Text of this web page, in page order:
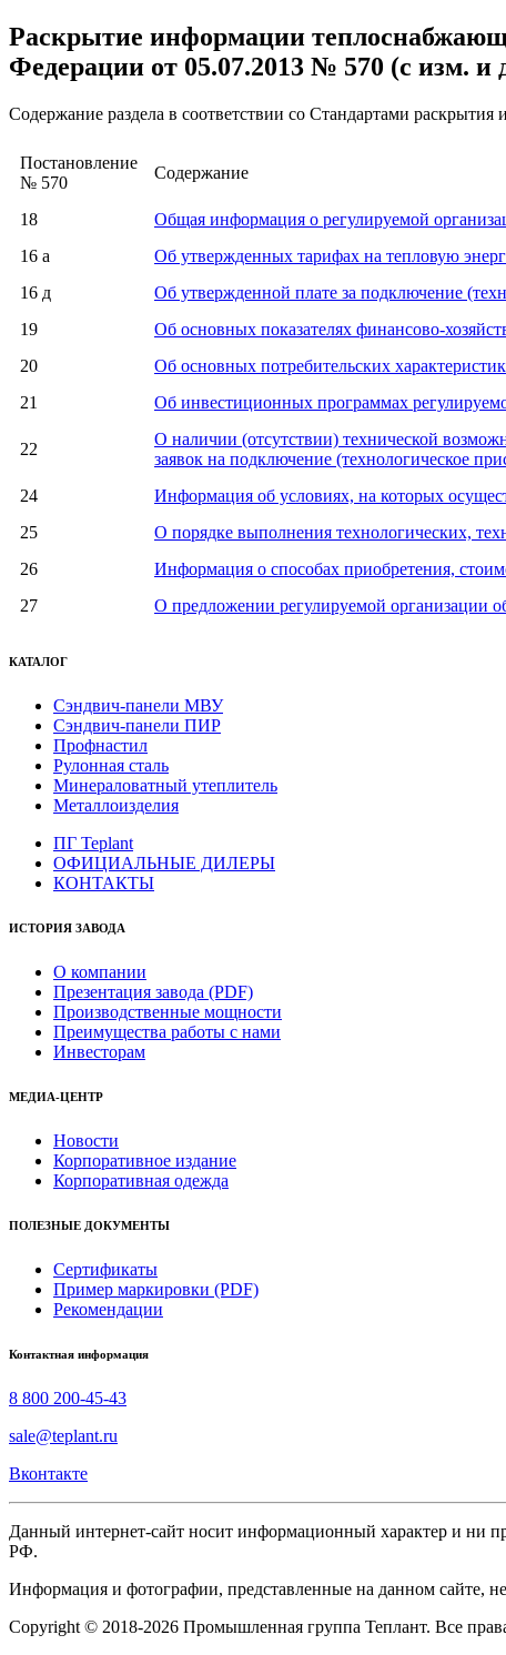
Раскрытие информации
Федерации от 05.07.2013 № 570 (с изм. и
Содержание раздела в соответствии со Стандартами
Постановление
№ 570
Содержание
18
Общая информация о регулируемой
16 а
Об утвержденных тарифах на тепловую
16 д
Об утвержденной плате за подключение
19
Об основных показателях финансово-
20
Об основных потребительских
21
Об инвестиционных программах
22
О наличии (отсутствии) технической
заявок на подключение (технологическое
24
Информация об условиях, на которых
25
О порядке выполнения технологических,
26
Информация о способах приобретения,
27
О предложении регулируемой организации
КАТАЛОГ
Сэндвич-панели МВУ
Сэндвич-панели ПИР
Профнастил
Рулонная сталь
Минераловатный утеплитель
Металлоизделия
ПГ Teplant
ОФИЦИАЛЬНЫЕ ДИЛЕРЫ
КОНТАКТЫ
ИСТОРИЯ ЗАВОДА
О компании
Презентация завода (PDF)
Производственные мощности
Преимущества работы с нами
Инвесторам
МЕДИА-ЦЕНТР
Новости
Корпоративное издание
Корпоративная одежда
ПОЛЕЗНЫЕ ДОКУМЕНТЫ
Сертификаты
Пример маркировки (PDF)
Рекомендации
Контактная информация
8 800 200-45-43
sale@teplant.ru
Вконтакте
Данный интернет-сайт носит информационный характер и ни
РФ.
Информация и фотографии, представленные на данном сайте,
Copyright © 2018-2026 Промышленная группа Теплант. Все